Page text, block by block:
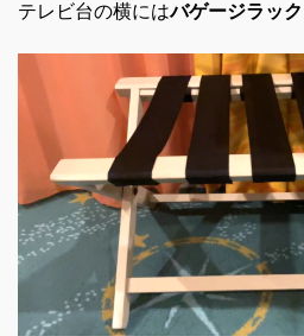
テレビ台の横にはバゲージラック